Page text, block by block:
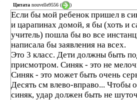
являющийся лекарством. Даже
валерианка более солидна и
Так что глицин - замена семечкам
блистере. Хотя семечки вкуснее.
Цитата nouvelle9556 ( )
Если бы мой ребенок пришел в
и царапинах домой, я бы (хоть и
учитель) пошла бы во все
написала бы заявления на всех.
Это 3 класс. Дети должны быть
присмотром. Синяк - это не
Синяк - это может быть очень
Десять см влево-вправо... Чтобы
синяк, удар должен быть не